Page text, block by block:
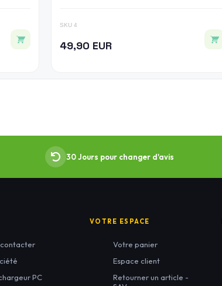
SKU 4
49,90 EUR
30 Jours pour changer d'avis
PC
VOTRE ESPACE
Votre panier
Espace client
Retourner un article -